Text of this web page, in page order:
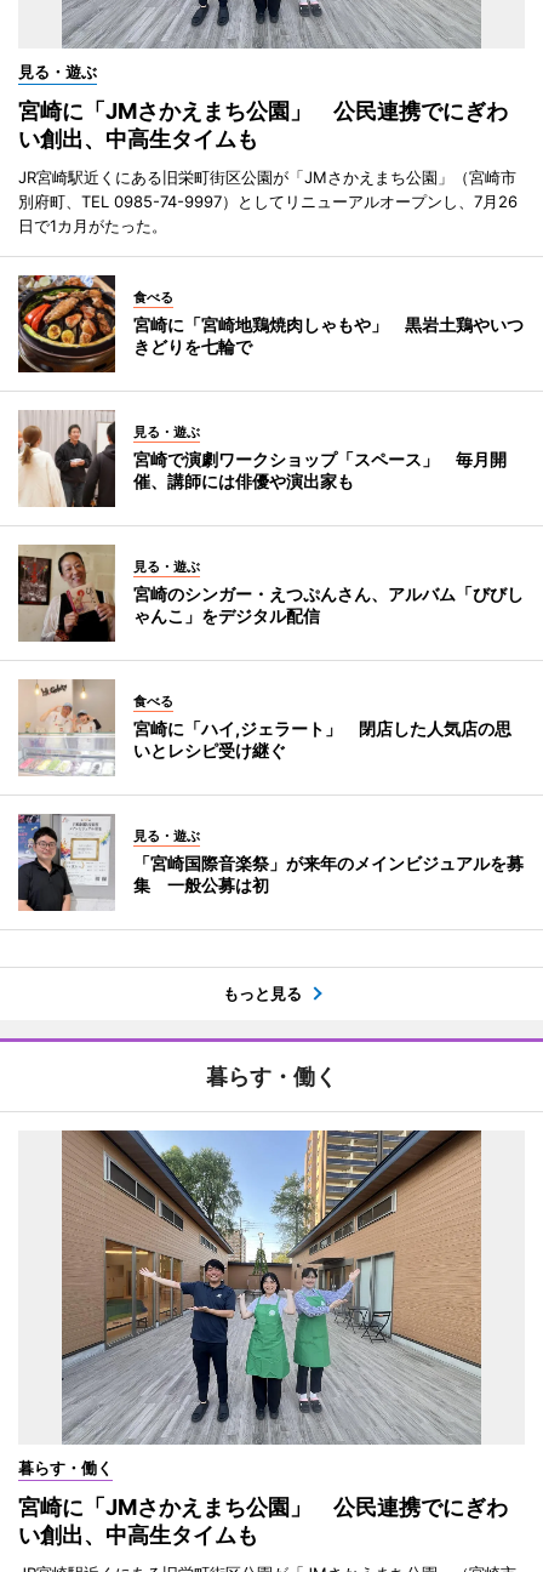
見る・遊ぶ
宮崎に「JMさかえまち公園」 公民連携でにぎわ
い創出、中高生タイムも
JR宮崎駅近くにある旧栄町街区公園が「JMさかえまち公園」（宮崎市
別府町、TEL 0985-74-9997）としてリニューアルオープンし、7月26
日で1カ月がたった。
食べる
宮崎に「宮崎地鶏焼肉しゃもや」 黒岩土鶏やいつ
きどりを七輪で
見る・遊ぶ
宮崎で演劇ワークショップ「スペース」 毎月開
催、講師には俳優や演出家も
見る・遊ぶ
宮崎のシンガー・えつぷんさん、アルバム「びびし
ゃんこ」をデジタル配信
食べる
宮崎に「ハイ,ジェラート」 閉店した人気店の思
いとレシピ受け継ぐ
見る・遊ぶ
「宮崎国際音楽祭」が来年のメインビジュアルを募
集 一般公募は初
もっと見る
暮らす・働く
暮らす・働く
宮崎に「JMさかえまち公園」 公民連携でにぎわ
い創出、中高生タイムも